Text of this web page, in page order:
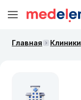
Главная Клиники